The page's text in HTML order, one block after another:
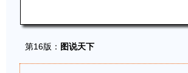
第16版： 图说天下